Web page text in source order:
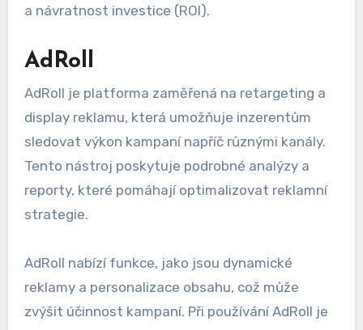
a návratnost investice (ROI).
AdRoll
AdRoll je platforma zaměřená na retargeting a
display reklamu, která umožňuje inzerentům
sledovat výkon kampaní napříč různými kanály.
Tento nástroj poskytuje podrobné analýzy a
reporty, které pomáhají optimalizovat reklamní
strategie.
AdRoll nabízí funkce, jako jsou dynamické
reklamy a personalizace obsahu, což může
zvýšit účinnost kampaní. Při používání AdRoll je